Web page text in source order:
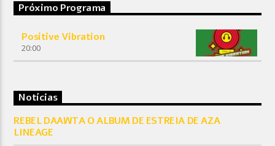
Próximo Programa
Positive Vibration
20:00
Notícias
REBEL DAAWTA O ALBUM DE ESTREIA DE AZA
LINEAGE